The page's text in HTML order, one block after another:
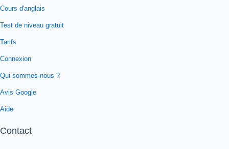
Cours d'anglais
Test de niveau gratuit
Tarifs
Connexion
Qui sommes-nous ?
Avis Google
Aide
Contact